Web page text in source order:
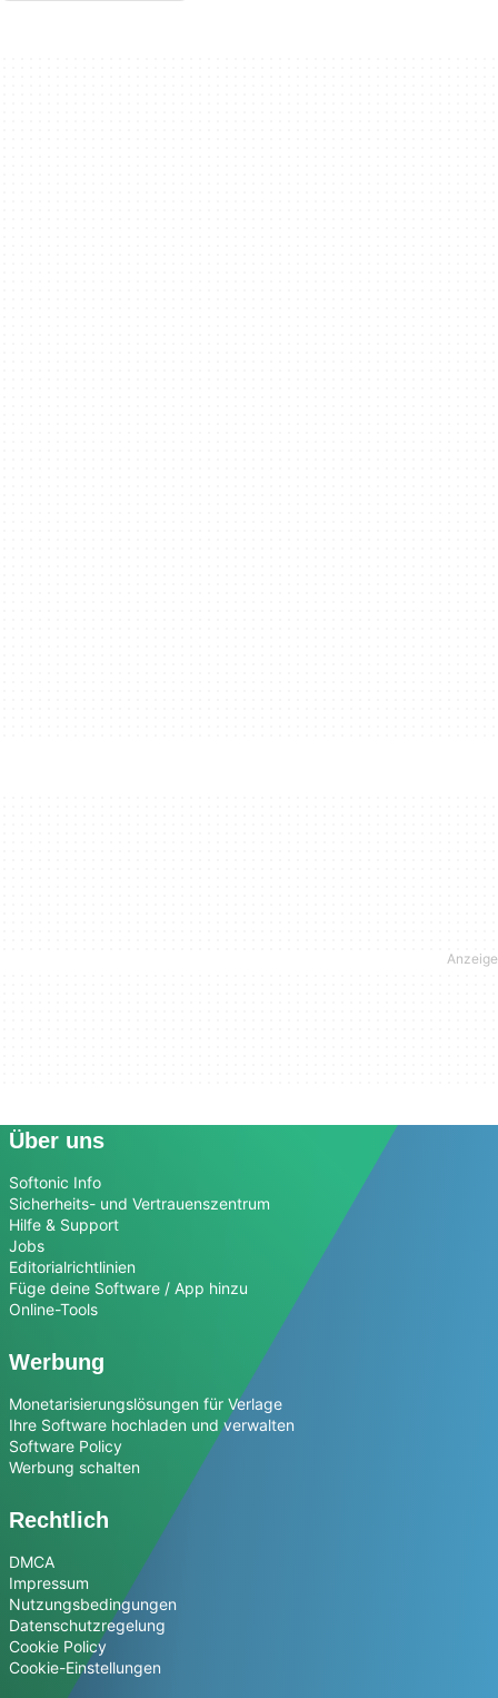
Über uns
Softonic Info
Sicherheits- und Vertrauenszentrum
Hilfe & Support
Jobs
Editorialrichtlinien
Füge deine Software / App hinzu
Online-Tools
Werbung
Monetarisierungslösungen für Verlage
Ihre Software hochladen und verwalten
Software Policy
Werbung schalten
Rechtlich
DMCA
Impressum
Nutzungsbedingungen
Datenschutzregelung
Cookie Policy
Cookie-Einstellungen